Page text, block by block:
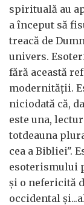
spirituală au
a început să
treacă de
univers.
fără această
modernităţii.
niciodată că,
este una,
totdeauna
cea a Bibliei".
esoterismului
şi o nefericită
occidental